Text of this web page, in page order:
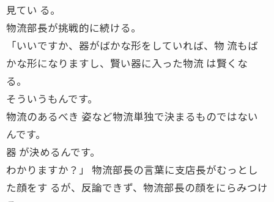
見てい る。
物流部長が挑戦的に続ける。
「いいですか、器がばかな形をしていれば、物 流もば
かな形になりますし、賢い器に入った物流 は賢くな
る。
そういうもんです。
物流のあるべき 姿など物流単独で決まるものではない
んです。
器 が決めるんです。
わかりますか？」 物流部長の言葉に支店長がむっとし
た顔をす るが、反論できず、物流部長の顔をにらみつけ